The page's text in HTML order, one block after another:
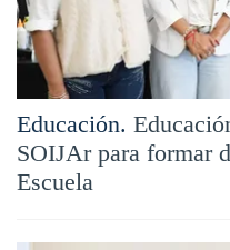
Educación.
SOIJAr para formar
Escuela